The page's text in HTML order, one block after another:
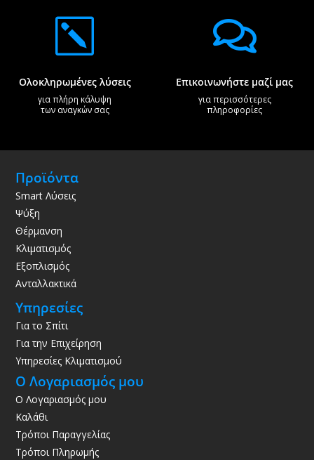
k
Ολοκληρωμένες λύσεις
για πλήρη κάλυψη
των αναγκών σας

Επικοινωνήστε μαζί μας
για περισσότερες
πληροφορίες
Προϊόντα
Smart Λύσεις
Ψύξη
Θέρμανση
Κλιματισμός
Εξοπλισμός
Ανταλλακτικά
Υπηρεσίες
Για το Σπίτι
Για την Επιχείρηση
Υπηρεσίες Κλιματισμού
Ο Λογαριασμός μου
Ο Λογαριασμός μου
Καλάθι
Τρόποι Παραγγελίας
Τρόποι Πληρωμής